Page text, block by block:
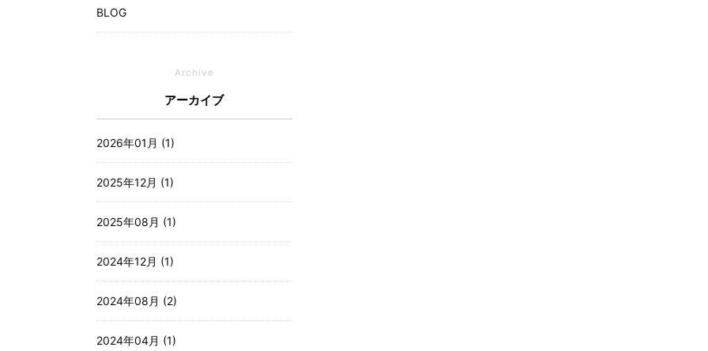
BLOG
Archive
アーカイブ
2026年01月 (1)
2025年12月 (1)
2025年08月 (1)
2024年12月 (1)
2024年08月 (2)
2024年04月 (1)